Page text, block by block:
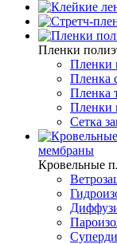
Пленки
Пленки
Пленка
Пленка
Пленки
Сетка
мембраны
Кровельные